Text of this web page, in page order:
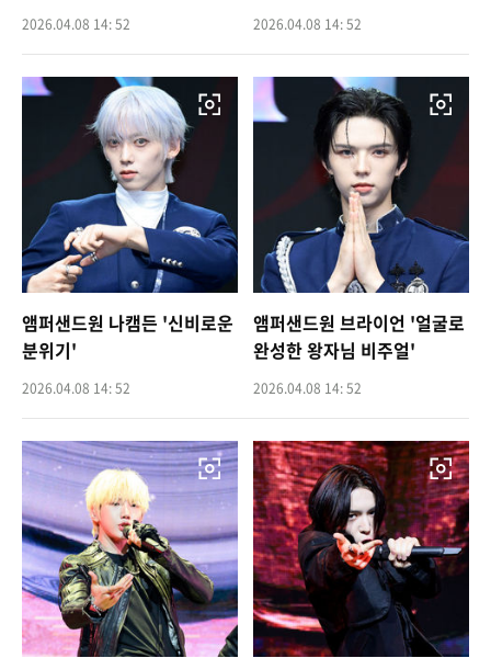
2026.04.08 14: 52 2026.04.08 14: 52
앰퍼샌드원 나캠든 '신비로운
분위기'
2026.04.08 14: 52
앰퍼샌드원 브라이언 '얼굴로
완성한 왕자님 비주얼'
2026.04.08 14: 52